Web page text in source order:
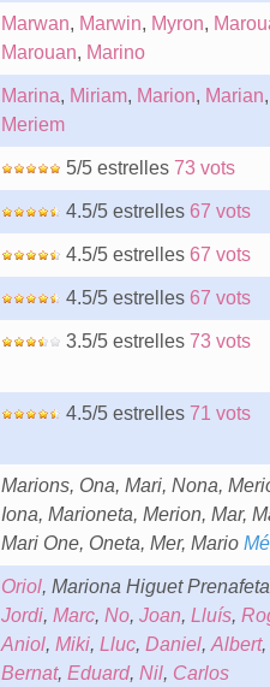
Marwan, Marwin, Myron,
Marouan, Marino
Marina, Miriam, Marion, Marian,
Meriem
5/5 estrelles 73 vots
4.5/5 estrelles 67 vots
4.5/5 estrelles 67 vots
4.5/5 estrelles 67 vots
3.5/5 estrelles 73 vots
4.5/5 estrelles 71 vots
Marions, Ona, Mari, Nona,
Iona, Marioneta, Merion, Mar,
Mari One, Oneta, Mer, Mario
Oriol, Mariona Higuet
Jordi, Marc, No, Joan, Lluís,
Aniol, Miki, Lluc, Daniel, Albert,
Bernat, Eduard, Nil, Carlos